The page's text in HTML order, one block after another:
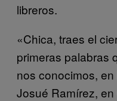
libreros.
«Chica, traes el
primeras palabras
nos conocimos,
Josué Ramírez,